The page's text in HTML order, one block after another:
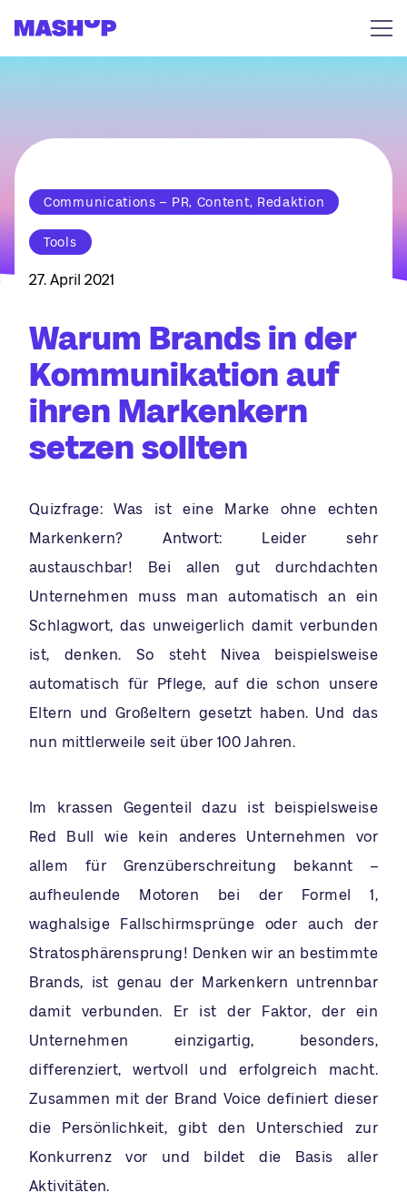
Communications – PR, Content, Redaktion
Tools
27. April 2021
Warum Brands in der
Kommunikation auf
ihren Markenkern
setzen sollten
Quizfrage: Was ist eine Marke ohne echten
Markenkern? Antwort: Leider sehr
austauschbar! Bei allen gut durchdachten
Unternehmen muss man automatisch an ein
Schlagwort, das unweigerlich damit verbunden
ist, denken. So steht Nivea beispielsweise
automatisch für Pflege, auf die schon unsere
Eltern und Großeltern gesetzt haben. Und das
nun mittlerweile seit über 100 Jahren.
Im krassen Gegenteil dazu ist beispielsweise
Red Bull wie kein anderes Unternehmen vor
allem für Grenzüberschreitung bekannt –
aufheulende Motoren bei der Formel 1,
waghalsige Fallschirmsprünge oder auch der
Stratosphärensprung! Denken wir an bestimmte
Brands, ist genau der Markenkern untrennbar
damit verbunden. Er ist der Faktor, der ein
Unternehmen einzigartig, besonders,
differenziert, wertvoll und erfolgreich macht.
Zusammen mit der Brand Voice definiert dieser
die Persönlichkeit, gibt den Unterschied zur
Konkurrenz vor und bildet die Basis aller
Aktivitäten.